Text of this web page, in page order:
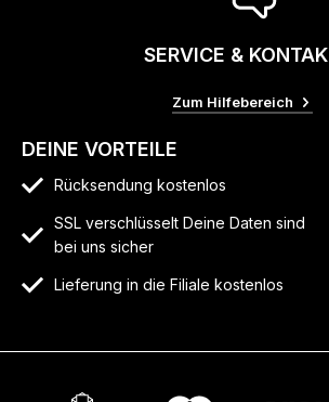
SERVICE &
Zum Hilfebereich
DEINE VORTEILE
Rücksendung kostenlos
SSL verschlüsselt Deine Daten sind
bei uns sicher
Lieferung in die Filiale kostenlos